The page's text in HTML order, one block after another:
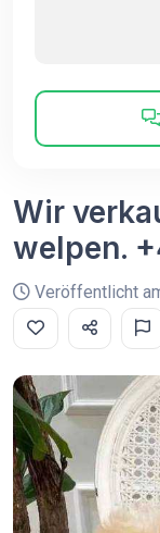
Wir
welpen.
Veröffentlicht